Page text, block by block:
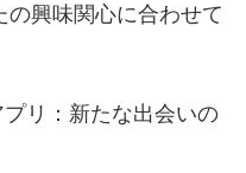
興味関心に合わせて
リ：新たな出会いの